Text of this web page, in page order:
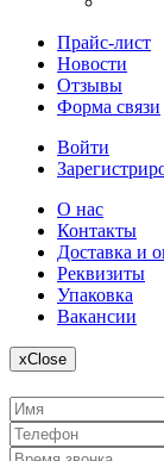
Прайс-лист
Новости
Отзывы
Форма связи
Войти
О нас
Контакты
Доставка и
Реквизиты
Упаковка
Вакансии
xClose